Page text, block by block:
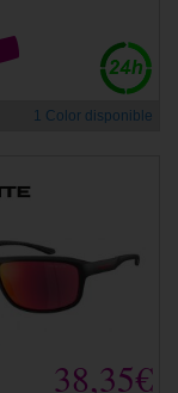
1 Color disponible
38,35€